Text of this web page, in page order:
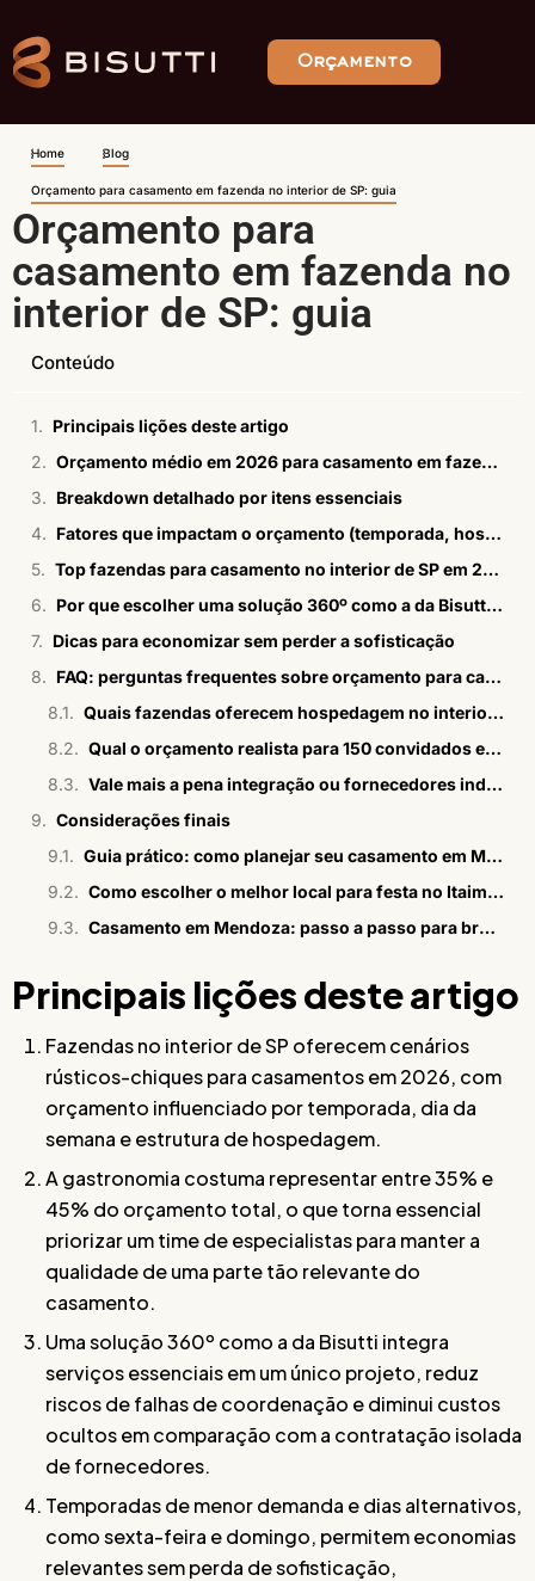
Orçamento
Home Blog
Orçamento para casamento em fazenda no interior de SP: guia
Orçamento para
casamento em fazenda no
interior de SP: guia
Conteúdo
Principais lições deste artigo
Orçamento médio em 2026 para casamento em fazenda
Breakdown detalhado por itens essenciais
Fatores que impactam o orçamento (temporada, hospedagem, dia da semana)
Top fazendas para casamento no interior de SP em 2026
Por que escolher uma solução 360º como a da Bisutti para casamento em fazenda?
Dicas para economizar sem perder a sofisticação
FAQ: perguntas frequentes sobre orçamento para casamento em fazenda no interior de SP
Quais fazendas oferecem hospedagem no interior de SP?
Qual o orçamento realista para 150 convidados em fazenda?
Vale mais a pena integração ou fornecedores independentes?
Considerações finais
Guia prático: como planejar seu casamento em Mendoza?
Como escolher o melhor local para festa no Itaim Bibi
Casamento em Mendoza: passo a passo para brasileiros
Principais lições deste artigo
Fazendas no interior de SP oferecem cenários
rústicos-chiques para casamentos em 2026, com
orçamento influenciado por temporada, dia da
semana e estrutura de hospedagem.
A gastronomia costuma representar entre 35% e
45% do orçamento total, o que torna essencial
priorizar um time de especialistas para manter a
qualidade de uma parte tão relevante do
casamento.
Uma solução 360º como a da Bisutti integra
serviços essenciais em um único projeto, reduz
riscos de falhas de coordenação e diminui custos
ocultos em comparação com a contratação isolada
de fornecedores.
Temporadas de menor demanda e dias alternativos,
como sexta-feira e domingo, permitem economias
relevantes sem perda de sofisticação,